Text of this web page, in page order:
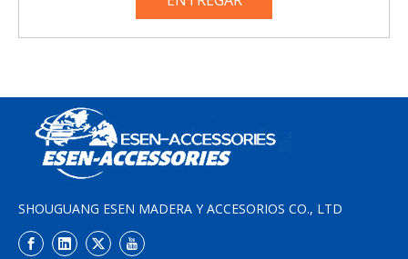
SHOUGUANG ESEN MADERA Y ACCESORIOS CO., LTD